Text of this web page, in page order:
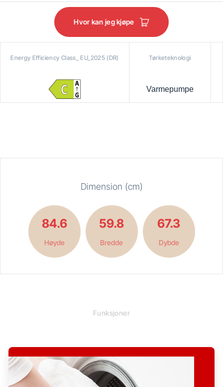
Hvor kan jeg kjøpe
Energy Efficiency Class_ EU_2025 (DR) Tørketeknologi
Varmepumpe
Dimension (cm)
84.6
Høyde
59.8
Bredde
67.3
Dybde
Funksjoner